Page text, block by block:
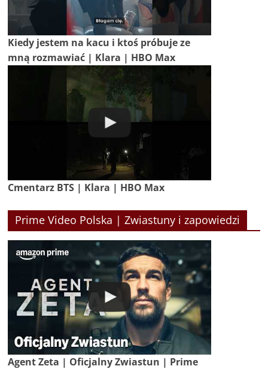
Kiedy jestem na kacu i ktoś próbuje ze
mną rozmawiać | Klara | HBO Max
Cmentarz BTS | Klara | HBO Max
Prime Video Polska | Zwiastuny i zapowiedzi
Agent Zeta | Oficjalny Zwiastun | Prime